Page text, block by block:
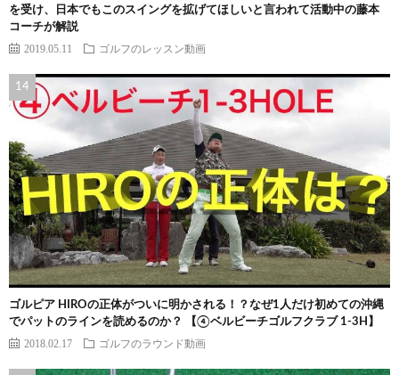
を受け、日本でもこのスイングを拡げてほしいと言われて活動中の藤本
コーチが解説
2019.05.11 ゴルフのレッスン動画
ゴルピア HIROの正体がついに明かされる！？なぜ1人だけ初めての沖縄
でパットのラインを読めるのか？ 【④ベルビーチゴルフクラブ 1-3H】
2018.02.17 ゴルフのラウンド動画